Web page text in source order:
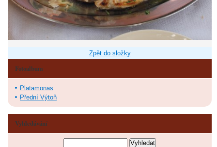
Zpět do složky
Fotoalbum
Platamonas
Přední Výtoň
Vyhledávání